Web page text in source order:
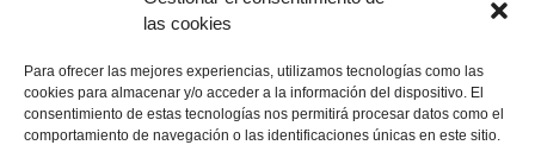
las cookies
Para ofrecer las mejores experiencias, utilizamos tecnologías como las
cookies para almacenar y/o acceder a la información del dispositivo. El
consentimiento de estas tecnologías nos permitirá procesar datos como el
comportamiento de navegación o las identificaciones únicas en este sitio.
Publicado en El Adelanto, 21 Junio 2008
Compartir publicación